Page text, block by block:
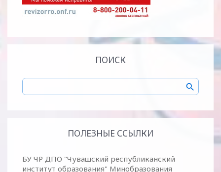
ПОИСК
ПОЛЕЗНЫЕ ССЫЛКИ
БУ ЧР ДПО "Чувашский республиканский
институт образования" Минобразования